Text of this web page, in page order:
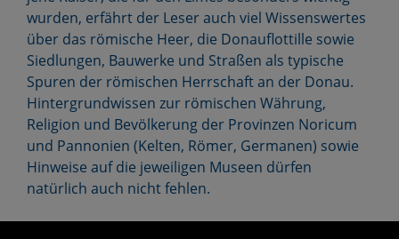
wurden, erfährt der Leser auch viel Wissenswertes
über das römische Heer, die Donauflottille sowie
Siedlungen, Bauwerke und Straßen als typische
Spuren der römischen Herrschaft an der Donau.
Hintergrundwissen zur römischen Währung,
Religion und Bevölkerung der Provinzen Noricum
und Pannonien (Kelten, Römer, Germanen) sowie
Hinweise auf die jeweiligen Museen dürfen
natürlich auch nicht fehlen.